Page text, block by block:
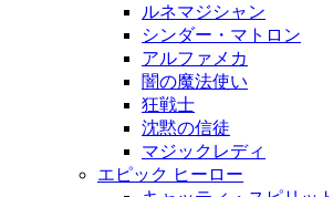
ルネマジシャン
シンダー・マトロン
アルファメカ
闇の魔法使い
狂戦士
沈黙の信徒
マジックレディ
エピック ヒーロー